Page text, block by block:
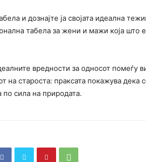
и дознајте ја својата идеална
табела за жени и мажи која што
вредности за односот помеѓу
на староста: праксата покажува дека
по сила на природата.